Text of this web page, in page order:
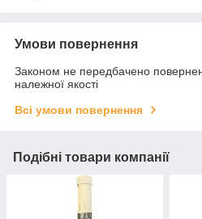
Умови повернення
Законом не передбачено
належної якості
Всі умови повернення
Подібні товари компанії